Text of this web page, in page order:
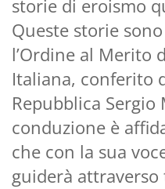
storie di eroismo
Queste storie
l’Ordine al Merito
Italiana, conferito
Repubblica Sergio
conduzione è
che con la sua
guiderà